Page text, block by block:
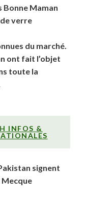
Bonne Maman
verre
du marché.
ont fait l’objet
toute la
INFOS &
signent
Mecque